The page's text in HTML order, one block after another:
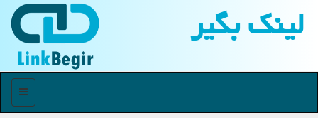
لینك بگیر
منو